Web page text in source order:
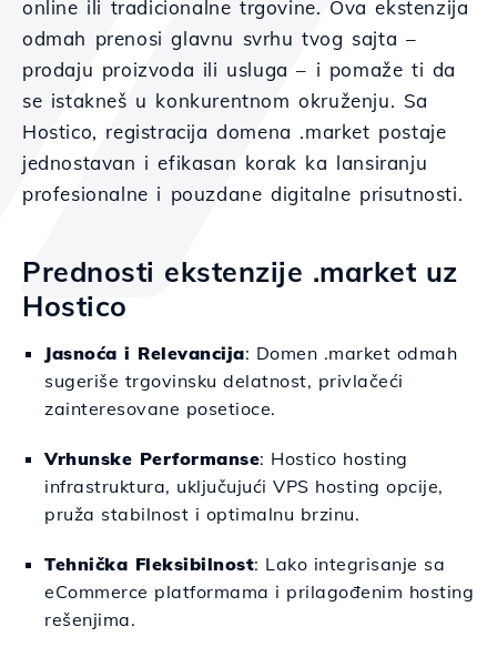
online ili tradicionalne trgovine. Ova ekstenzija
odmah prenosi glavnu svrhu tvog sajta –
prodaju proizvoda ili usluga – i pomaže ti da
se istakneš u konkurentnom okruženju. Sa
Hostico, registracija domena .market postaje
jednostavan i efikasan korak ka lansiranju
profesionalne i pouzdane digitalne prisutnosti.
Prednosti ekstenzije .market uz
Hostico
Jasnoća i Relevancija: Domen .market odmah
sugeriše trgovinsku delatnost, privlačeći
zainteresovane posetioce.
Vrhunske Performanse: Hostico hosting
infrastruktura, uključujući VPS hosting opcije,
pruža stabilnost i optimalnu brzinu.
Tehnička Fleksibilnost: Lako integrisanje sa
eCommerce platformama i prilagođenim hosting
rešenjima.